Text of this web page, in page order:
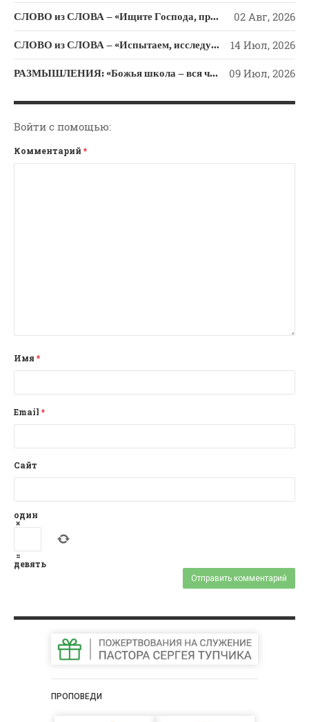
СЛОВО из СЛОВА – «Ищите Господа, призывайте Его» (Исаии 55) 02 Авг, 2026
СЛОВО из СЛОВА – «Испытаем, исследуем пути свои и обратимся к Господу» 14 Июл, 2026
РАЗМЫШЛЕНИЯ: «Божья школа – вся человеческая жизнь» 09 Июл, 2026
Войти с помощью:
Комментарий *
Имя *
Email *
Сайт
один
×
=
девять
ПРОПОВЕДИ